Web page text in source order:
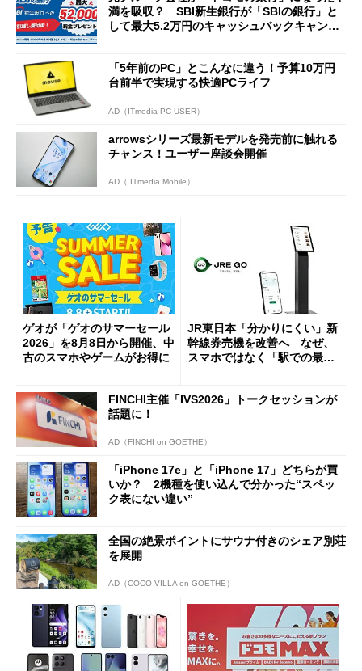
満を吸収？ SBI新生銀行が「SBIの銀行」と
して最大5.2万円のキャッシュバックキャンペ
「5年前のPC」とこんなに違う！予算10万円
台前半で実現する快適PCライフ
AD（ITmedia PC USER）
arrowsシリーズ最新モデルを発売前に触れる
チャンス！ユーザー座談会開催
AD（ ITmedia Mobile）
ゲオが「ゲオのサマーセール
2026」を8月8日から開催、中
古のスマホやゲームがお得に
JR東日本「分かりにくい」新
幹線券売機を改善へ なぜ、
スマホではなく「駅での最短
FINCHI主催「IVS2026」トークセッションが
話題に！
AD（FINCHI on GOETHE）
「iPhone 17e」と「iPhone 17」どちらが買
いか？ 2機種を使い込んで分かった“スペッ
ク表にない違い”
全国の絶景ポイントにサウナ付きのシェア別荘
を展開
AD（COCO VILLA on GOETHE）